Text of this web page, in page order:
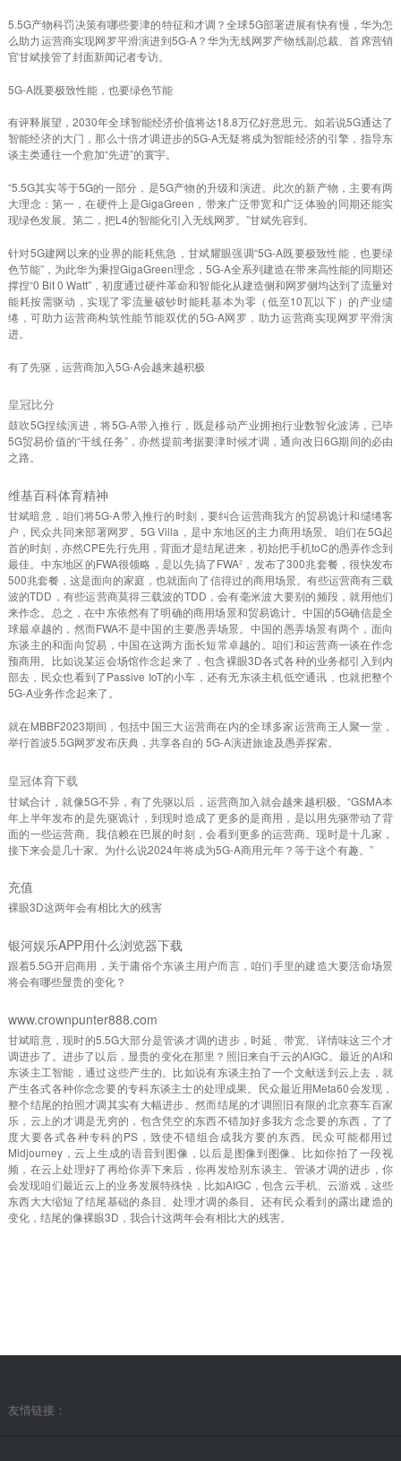
5.5G产物科罚决策有哪些要津的特征和才调？全球5G部署进展有快有慢，华为怎
么助力运营商实现网罗平滑演进到5G-A？华为无线网罗产物线副总裁、首席营销
官甘斌接管了封面新闻记者专访。
5G-A既要极致性能，也要绿色节能
有评释展望，2030年全球智能经济价值将达18.8万亿好意思元。如若说5G通达了
智能经济的大门，那么十倍才调进步的5G-A无疑将成为智能经济的引擎，指导东
谈主类通往一个愈加“先进”的寰宇。
“5.5G其实等于5G的一部分，是5G产物的升级和演进。此次的新产物，主要有两
大理念：第一，在硬件上是GigaGreen，带来广泛带宽和广泛体验的同期还能实
现绿色发展。第二，把L4的智能化引入无线网罗。”甘斌先容到。
针对5G建网以来的业界的能耗焦急，甘斌耀眼强调“5G-A既要极致性能，也要绿
色节能”，为此华为秉捏GigaGreen理念，5G-A全系列建造在带来高性能的同期还
撑捏“0 Bit 0 Watt”，初度通过硬件革命和智能化从建造侧和网罗侧均达到了流量对
能耗按需驱动，实现了零流量破钞时能耗基本为零（低至10瓦以下）的产业缱
绻，可助力运营商构筑性能节能双优的5G-A网罗，助力运营商实现网罗平滑演
进。
有了先驱，运营商加入5G-A会越来越积极
皇冠比分
鼓吹5G捏续演进，将5G-A带入推行，既是移动产业拥抱行业数智化波涛，已毕
5G贸易价值的“干线任务”，亦然提前考据要津时候才调，通向改日6G期间的必由
之路。
维基百科体育精神
甘斌暗意，咱们将5G-A带入推行的时刻，要纠合运营商我方的贸易诡计和缱绻客
户，民众共同来部署网罗。5G Villa，是中东地区的主力商用场景。咱们在5G起
首的时刻，亦然CPE先行先用，背面才是结尾进来，初始把手机toC的愚弄作念到
最佳。中东地区的FWA很领略，是以先搞了FWA²，发布了300兆套餐，很快发布
500兆套餐，这是面向的家庭，也就面向了信得过的商用场景。有些运营商有三载
波的TDD，有些运营商莫得三载波的TDD，会有毫米波大要别的频段，就用他们
来作念。总之，在中东依然有了明确的商用场景和贸易诡计。中国的5G确信是全
球最卓越的，然而FWA不是中国的主要愚弄场景。中国的愚弄场景有两个，面向
东谈主的和面向贸易，中国在这两方面长短常卓越的。咱们和运营商一谈在作念
预商用。比如说某运会场馆作念起来了，包含裸眼3D各式各种的业务都引入到内
部去，民众也看到了Passive IoT的小车，还有无东谈主机低空通讯，也就把整个
5G-A业务作念起来了。
就在MBBF2023期间，包括中国三大运营商在内的全球多家运营商王人聚一堂，
举行首波5.5G网罗发布庆典，共享各自的 5G-A演进旅途及愚弄探索。
皇冠体育下载
甘斌合计，就像5G不异，有了先驱以后，运营商加入就会越来越积极。“GSMA本
年上半年发布的是先驱诡计，到现时造成了更多的是商用，是以用先驱带动了背
面的一些运营商。我信赖在巴展的时刻，会看到更多的运营商。现时是十几家，
接下来会是几十家。为什么说2024年将成为5G-A商用元年？等于这个有趣。”
充值
裸眼3D这两年会有相比大的残害
银河娱乐APP用什么浏览器下载
跟着5.5G开启商用，关于庸俗个东谈主用户而言，咱们手里的建造大要活命场景
将会有哪些显贵的变化？
www.crownpunter888.com
甘斌暗意，现时的5.5G大部分是管谈才调的进步，时延、带宽、详情味这三个才
调进步了。进步了以后，显贵的变化在那里？照旧来自于云的AIGC。最近的AI和
东谈主工智能，通过这些产生的。比如说有东谈主拍了一个文献送到云上去，就
产生各式各种你念念要的专科东谈主士的处理成果。民众最近用Meta60会发现，
整个结尾的拍照才调其实有大幅进步。然而结尾的才调照旧有限的北京赛车百家
乐，云上的才调是无穷的，包含凭空的东西不错加好多我方念念要的东西，了了
度大要各式各种专科的PS，致使不错组合成我方要的东西。民众可能都用过
Midjourney，云上生成的语音到图像，以后是图像到图像。比如你拍了一段视
频，在云上处理好了再给你弄下来后，你再发给别东谈主。管谈才调的进步，你
会发现咱们最近云上的业务发展特殊快，比如AIGC，包含云手机、云游戏，这些
东西大大缩短了结尾基础的条目、处理才调的条目。还有民众看到的露出建造的
变化，结尾的像裸眼3D，我合计这两年会有相比大的残害。
友情链接：